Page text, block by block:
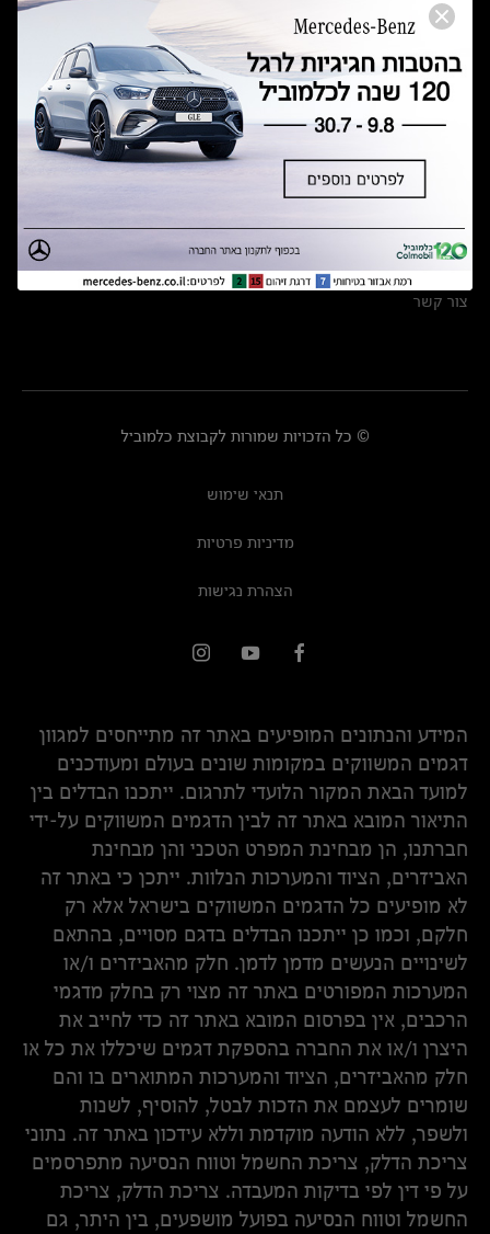
הודעה על הטבות לרכבי מרצדס בהסדר פשרה בתצ 56447-02-19
תקנון ימי מכירות 120 לכלמוביל
מצאו אותנו
אולמות תצוגה
מרכזי שירות
צור קשר
© כל הזכויות שמורות לקבוצת כלמוביל
תנאי שימוש
מדיניות פרטיות
הצהרת נגישות
המידע והנתונים המופיעים באתר זה מתייחסים למגוון
דגמים המשווקים במקומות שונים בעולם ומעודכנים
למועד הבאת המקור הלועדי לתרגום. ייתכנו הבדלים בין
התיאור המובא באתר זה לבין הדגמים המשווקים על-ידי
חברתנו, הן מבחינת המפרט הטכני והן מבחינת
האביזרים, הציוד והמערכות הנלוות. ייתכן כי באתר זה
לא מופיעים כל הדגמים המשווקים בישראל אלא רק
חלקם, וכמו כן ייתכנו הבדלים בדגם מסויים, בהתאם
לשינויים הנעשים מדמן לדמן. חלק מהאביזרים ו/או
המערכות המפורטים באתר זה מצוי רק בחלק מדגמי
הרכבים, אין בפרסום המובא באתר זה כדי לחייב את
היצרן ו/או את החברה בהספקת דגמים שיכללו את כל או
חלק מהאביזרים, הציוד והמערכות המתוארים בו והם
שומרים לעצמם את הזכות לבטל, להוסיף, לשנות
ולשפר, ללא הודעה מוקדמת וללא עידכון באתר זה. נתוני
צריכת הדלק, צריכת החשמל וטווח הנסיעה מתפרסמים
על פי דין לפי בדיקות המעבדה. צריכת הדלק, צריכת
החשמל וטווח הנסיעה בפועל מושפעים, בין היתר, גם